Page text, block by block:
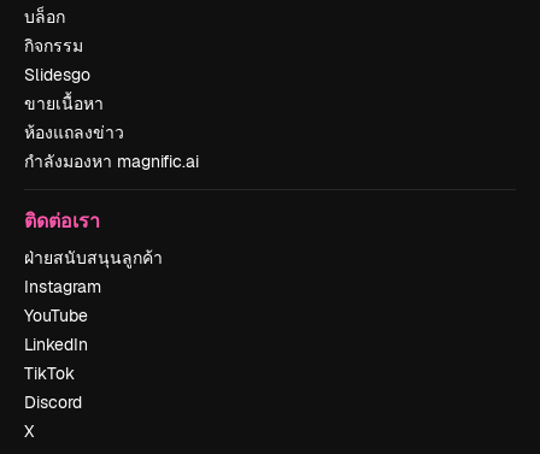
บล็อก
กิจกรรม
Slidesgo
ขายเนื้อหา
ห้องแถลงข่าว
กำลังมองหา magnific.ai
ติดต่อเรา
ฝ่ายสนับสนุนลูกค้า
Instagram
YouTube
LinkedIn
TikTok
Discord
X